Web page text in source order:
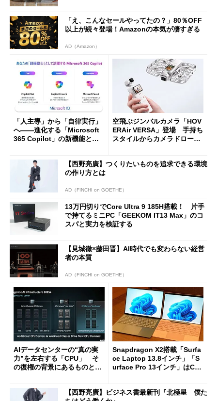
「え、こんなセールやってたの？」80％OFF
以上が続々登場！Amazonの本気が凄すぎる
AD（Amazon）
「人主導」から「自律実行」
へ――進化する「Microsoft
365 Copilot」の新機能とエ
空飛ぶジンバルカメラ「HOV
ERAir VERSA」登場 手持ち
スタイルからカメラドローン
【西野亮廣】つくりたいものを追求できる環境
の作り方とは
AD（FINCHI on GOETHE）
13万円切りでCore Ultra 9 185H搭載！ 片手
で持てるミニPC「GEEKOM IT13 Max」のコ
スパと実力を検証する
【見城徹×藤田晋】AI時代でも変わらない経営
者の本質
AD（FINCHI on GOETHE）
AIデータセンターの“真の実
力”を左右する「CPU」 そ
の復権の背景にあるものと
Snapdragon X2搭載「Surfa
ce Laptop 13.8インチ」「S
urface Pro 13インチ」はCop
た
【西野亮廣】ビジネス書最新刊『北極星 僕た